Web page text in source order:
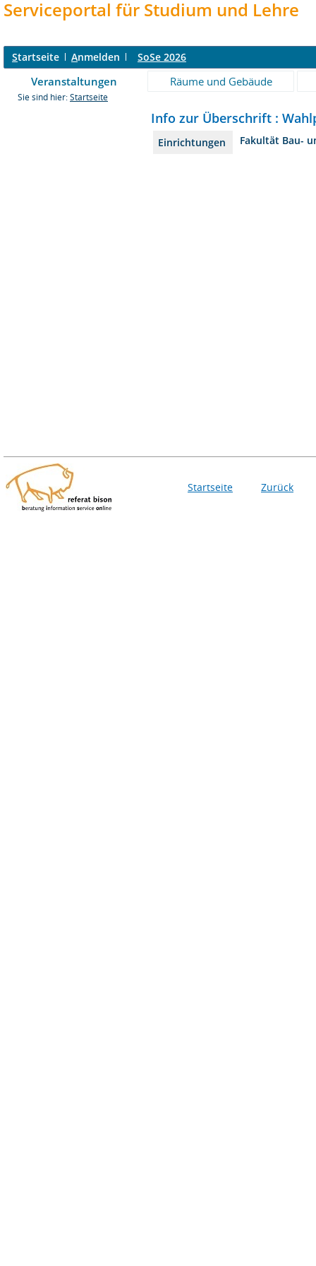
Serviceportal für Studium und Lehre
Startseite Anmelden SoSe 2026
Veranstaltungen Räume und Gebäude
Sie sind hier: Startseite
Info zur Überschrift :
Einrichtungen Fakultät Bau-
Startseite Zurück